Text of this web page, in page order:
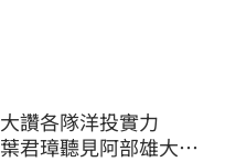
讚各隊洋投實力
君璋聽見阿部雄大被